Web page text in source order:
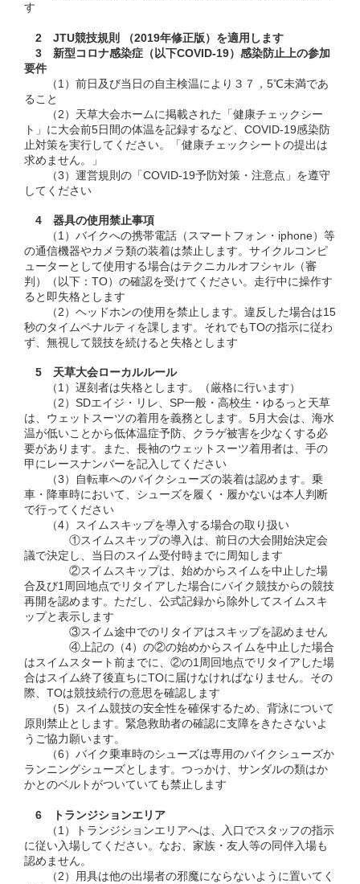
す
2 JTU競技規則 （2019年修正版）を適用します
3 新型コロナ感染症（以下COVID-19）感染防止上の参加
要件
（1）前日及び当日の自主検温により３７，5℃未満であ
ること
（2）天草大会ホームに掲載された「健康チェックシー
ト」に大会前5日間の体温を記録するなど、COVID-19感染防
止対策を実行してください。「健康チェックシートの提出は
求めません。」
（3）運営規則の「COVID-19予防対策・注意点」を遵守
してください
4 器具の使用禁止事項
（1）バイクへの携帯電話（スマートフォン・iphone）等
の通信機器やカメラ類の装着は禁止します。サイクルコンピ
ューターとして使用する場合はテクニカルオフシャル（審
判）（以下：TO）の確認を受けてください。走行中に操作す
ると即失格とします
（2）ヘッドホンの使用を禁止します。違反した場合は15
秒のタイムペナルティを課します。それでもTOの指示に従わ
ず、無視して競技を続けると失格とします
5 天草大会ローカルルール
（1）遅刻者は失格とします。（厳格に行います）
（2）SDエイジ・リレ、SP一般・高校生・ゆるっと天草
は、ウェットスーツの着用を義務とします。5月大会は、海水
温が低いことから低体温症予防、クラゲ被害を少なくする必
要があります。また、長袖のウェットスーツ着用者は、手の
甲にレースナンバーを記入してください
（3）自転車へのバイクシューズの装着は認めます。乗
車・降車時において、シューズを履く・履かないは本人判断
で行ってください
（4）スイムスキップを導入する場合の取り扱い
①スイムスキップの導入は、前日の大会開始決定会
議で決定し、当日のスイム受付時までに周知します
②スイムスキップは、始めからスイムを中止した場
合及び1周回地点でリタイアした場合にバイク競技からの競技
再開を認めます。ただし、公式記録から除外してスイムスキ
ップと表示します
③スイム途中でのリタイアはスキップを認めません
④上記の（4）の②の始めからスイムを中止した場合
はスイムスタート前までに、②の1周回地点でリタイアした場
合はスイム終了後直ちにTOに届けなければなりません。その
際、TOは競技続行の意思を確認します
（5）スイム競技の安全性を確保するため、背泳について
原則禁止とします。緊急救助者の確認に支障をきたさないよ
うご協力願います。
（6）バイク乗車時のシューズは専用のバイクシューズか
ランニングシューズとします。つっかけ、サンダルの類はか
かとのベルトがついていても禁止します
6 トランジションエリア
（1）トランジションエリアへは、入口でスタッフの指示
に従い入場してください。なお、家族・友人等の同伴入場も
認めません。
（2）用具は他の出場者の邪魔にならないように置いてく